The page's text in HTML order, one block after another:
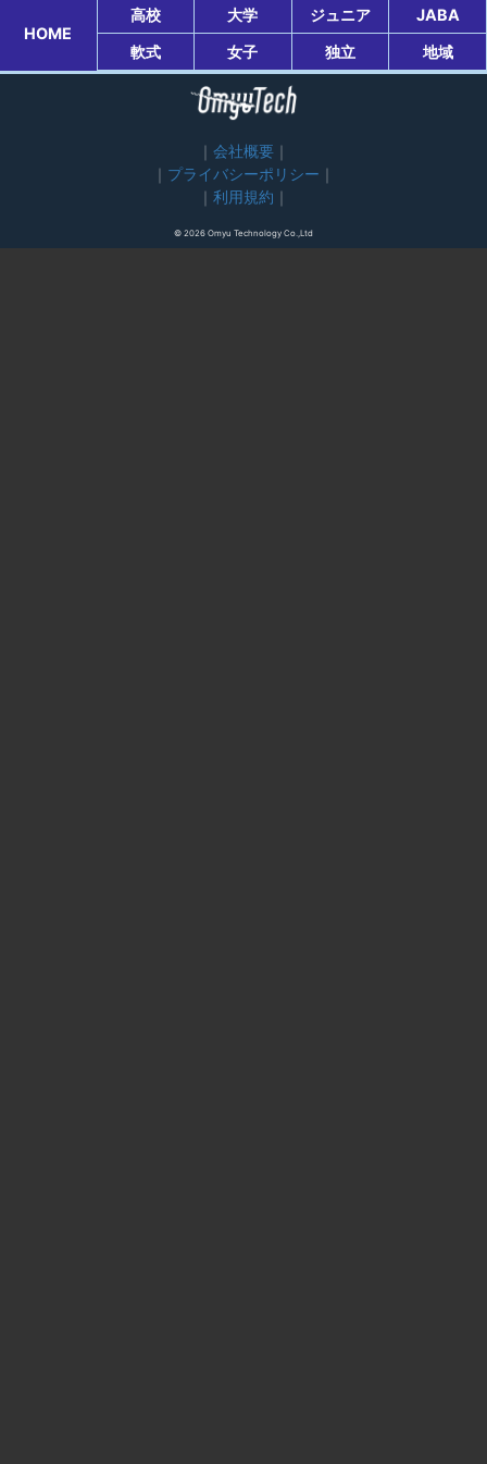
HOME
高校 大学 ジュニア
JABA
軟式
女子 独立 地域
会社概要
プライバシーポリシー
利用規約
© 2026 Omyu Technology Co.,Ltd